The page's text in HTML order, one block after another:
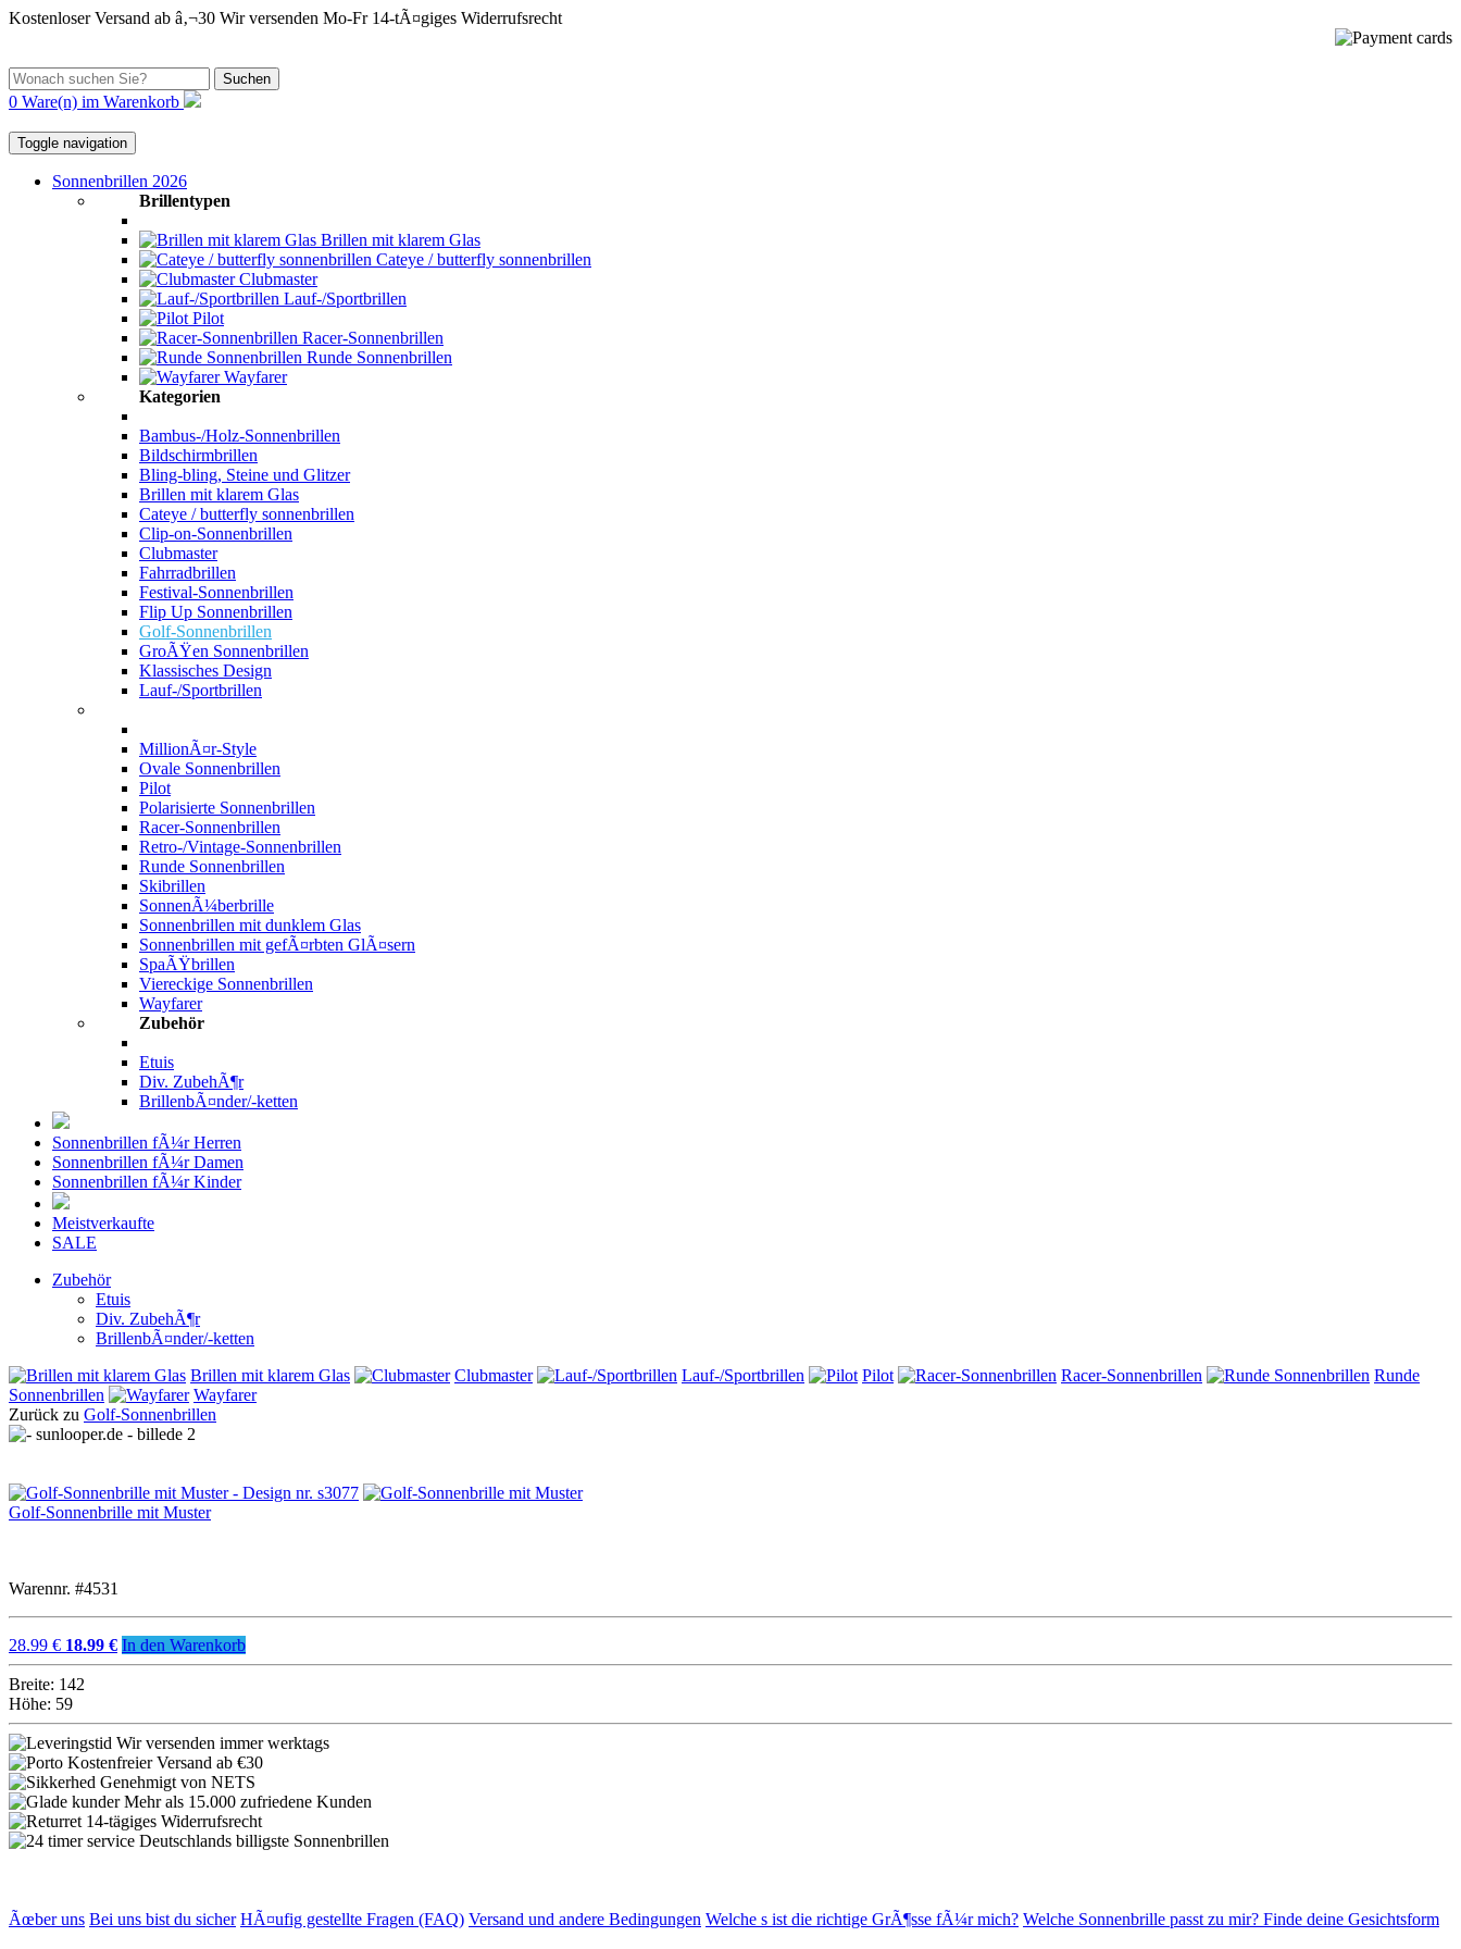
Kostenloser Versand ab â‚¬30 Wir versenden Mo-Fr 14-tÃ¤giges Widerrufsrecht
Suchen
0 Ware(n) im Warenkorb
Toggle navigation
Sonnenbrillen 2026
Brillentypen
Brillen mit klarem Glas
Cateye / butterfly sonnenbrillen
Clubmaster
Lauf-/Sportbrillen
Pilot
Racer-Sonnenbrillen
Runde Sonnenbrillen
Wayfarer
Kategorien
Bambus-/Holz-Sonnenbrillen
Bildschirmbrillen
Bling-bling, Steine und Glitzer
Brillen mit klarem Glas
Cateye / butterfly sonnenbrillen
Clip-on-Sonnenbrillen
Clubmaster
Fahrradbrillen
Festival-Sonnenbrillen
Flip Up Sonnenbrillen
Golf-Sonnenbrillen
GroÃŸen Sonnenbrillen
Klassisches Design
Lauf-/Sportbrillen
MillionÃ¤r-Style
Ovale Sonnenbrillen
Pilot
Polarisierte Sonnenbrillen
Racer-Sonnenbrillen
Retro-/Vintage-Sonnenbrillen
Runde Sonnenbrillen
Skibrillen
SonnenÃ¼berbrille
Sonnenbrillen mit dunklem Glas
Sonnenbrillen mit gefÃ¤rbten GlÃ¤sern
SpaÃŸbrillen
Viereckige Sonnenbrillen
Wayfarer
Zubehör
Etuis
Div. ZubehÃ¶r
BrillenbÃ¤nder/-ketten
Sonnenbrillen fÃ¼r Herren
Sonnenbrillen fÃ¼r Damen
Sonnenbrillen fÃ¼r Kinder
Meistverkaufte
SALE
Zubehör
Etuis
Div. ZubehÃ¶r
BrillenbÃ¤nder/-ketten
Brillen mit klarem Glas
Clubmaster Lauf-/Sportbrillen Pilot Racer-Sonnenbrillen
Runde
Sonnenbrillen
Wayfarer
Zurück zu Golf-Sonnenbrillen
Golf-Sonnenbrille mit Muster
Warennr. #4531
28.99 € 18.99 € In den Warenkorb
Breite: 142
Höhe: 59
Wir versenden immer werktags
Kostenfreier Versand ab €30
Genehmigt von NETS
Mehr als 15.000 zufriedene Kunden
14-tägiges Widerrufsrecht
Deutschlands billigste Sonnenbrillen
Ãœber uns Bei uns bist du sicher HÃ¤ufig gestellte Fragen (FAQ) Versand und andere Bedingungen Welche s ist die richtige GrÃ¶sse fÃ¼r mich? Welche Sonnenbrille passt zu mir? Finde deine Gesichtsform